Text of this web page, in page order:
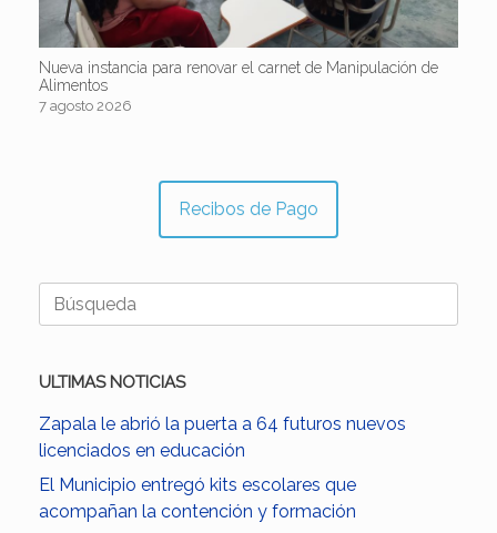
Nueva instancia para renovar el carnet de Manipulación de
Alimentos
7 agosto 2026
Recibos de Pago
Buscar:
ULTIMAS NOTICIAS
Zapala le abrió la puerta a 64 futuros nuevos
licenciados en educación
El Municipio entregó kits escolares que
acompañan la contención y formación